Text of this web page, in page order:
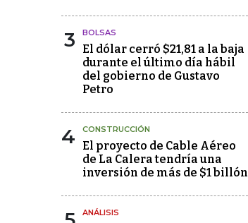
3 BOLSAS
El dólar cerró $21,81 a la baja
durante el último día hábil
del gobierno de Gustavo
Petro
4 CONSTRUCCIÓN
El proyecto de Cable Aéreo
de La Calera tendría una
inversión de más de $1 billón
ANÁLISIS